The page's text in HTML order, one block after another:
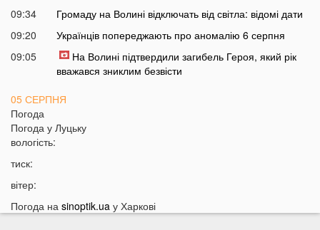
09:34
Громаду на Волині відключать від світла: відомі дати
09:20
Українців попереджають про аномалію 6 серпня
09:05
На Волині підтвердили загибель Героя, який рік
вважався зниклим безвісти
05 СЕРПНЯ
21:32
У Луцьку зафіксували аномалію
20:21
19:51
19:20
Що категорично заборонено робити на Яблучний
Погода
Погода у Луцьку
вологість:
тиск:
вітер:
Погода на sinoptik.ua у Харкові